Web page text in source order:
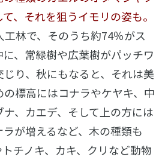
、それを狙うイモリの姿も。
林で、そのうち約74％がス
、常緑樹や広葉樹がパッチワ
り、秋にもなると、それは美
の標高にはコナラやケヤキ、中
、カエデ、そして上の方には
が増えるなど、木の種類も
チノキ、カキ、クリなど動物